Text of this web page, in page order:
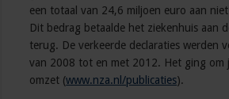
een totaal van 24,6 miljoen euro aan
Dit bedrag betaalde het ziekenhuis aan
terug. De verkeerde declaraties werden
van 2008 tot en met 2012. Het ging om
omzet (www.nza.nl/publicaties).